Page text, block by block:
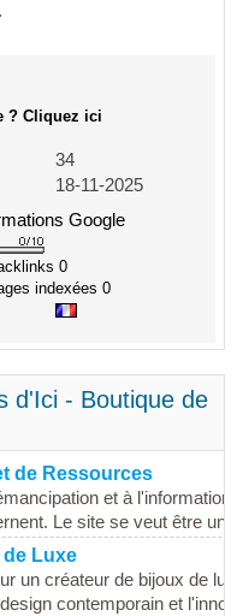
? Cliquez ici
34
18-11-2025
Google
0
indexées 0
d'Ici - Boutique de
de Ressources
et à
Le site se veut être
de Luxe
un créateur de bijoux de
contemporain et